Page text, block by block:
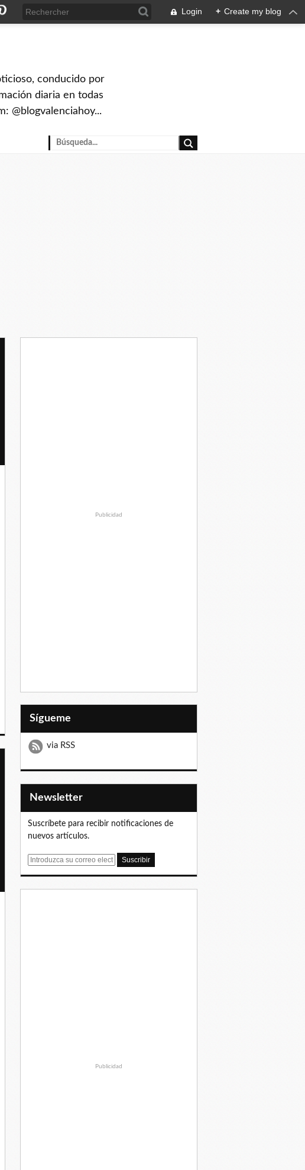
Login + Create my blog
conducido por
diaria en todas
@blogvalenciahoy...
Publicidad
Sígueme
via RSS
Newsletter
Suscríbete para recibir notificaciones de
nuevos artículos.
E
Publicidad